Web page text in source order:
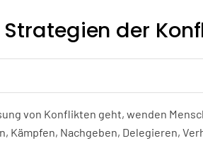
Strategien der
von Konflikten geht, wenden
Kämpfen, Nachgeben, Delegieren,